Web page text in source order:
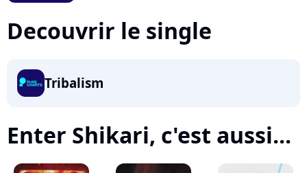
Decouvrir le single
Tribalism
Enter Shikari, c'est aussi...